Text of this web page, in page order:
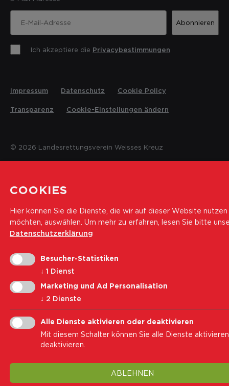
Abonnieren
Ich akzeptiere die Privacybestimmungen
© 2026 Landesrettungsverein Weisses Kreuz
Impressum Datenschutz Cookie Policy
Transparenz Cookie-Einstellungen ändern
COOKIES
Hier können Sie die Dienste, die wir auf dieser Website nutzen
möchten, auswählen. Um mehr zu erfahren, lesen Sie bitte
Datenschutzerklärung
Besucher-Statistiken
↓ 1 Dienst
Marketing und Ad Personalisation
↓ 2 Dienste
Alle Dienste aktivieren oder deaktivieren
Mit diesem Schalter können Sie alle Dienste
deaktivieren.
ABLEHNEN